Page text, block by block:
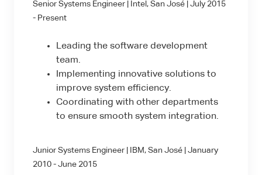
Senior Systems Engineer | Intel, San José | July 2015
- Present
Leading the software development
team.
Implementing innovative solutions to
improve system efficiency.
Coordinating with other departments
to ensure smooth system integration.
Junior Systems Engineer | IBM, San José | January
2010 - June 2015